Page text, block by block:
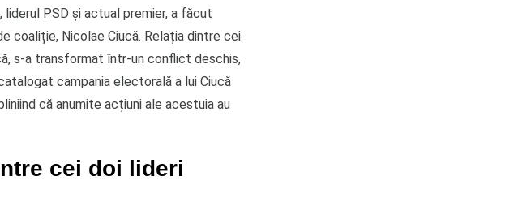
PSD și actual premier, a făcut
coaliție, Nicolae Ciucă. Relația dintre cei
s-a transformat într-un conflict deschis,
campania electorală a lui Ciucă
că anumite acțiuni ale acestuia au
cei doi lideri